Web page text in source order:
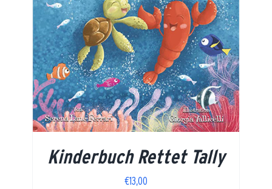
Kinderbuch Rettet Tally
€13,00